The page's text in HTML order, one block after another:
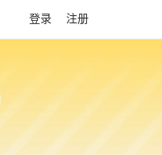
登录 注册